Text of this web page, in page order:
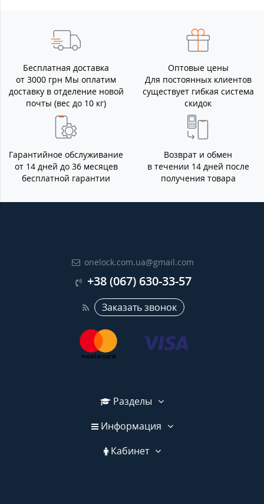
Бесплатная доставка
от 3000 грн Мы оплатим
доставку в отделение новой
почты (вес до 10 кг)
Оптовые цены
Для постоянных клиентов
существует гибкая система
скидок
Гарантийное обслуживание
от 14 дней до 36 месяцев
бесплатной гарантии
Возврат и обмен
в течении 14 дней после
получения товара
onelock.com.ua@gmail.com
+38 (067) 630-33-57
Заказать звонок
Разделы
Информация
Кабинет